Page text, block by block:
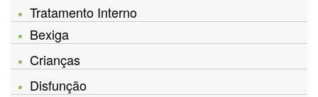
Tratamento Interno
Bexiga
Crianças
Disfunção